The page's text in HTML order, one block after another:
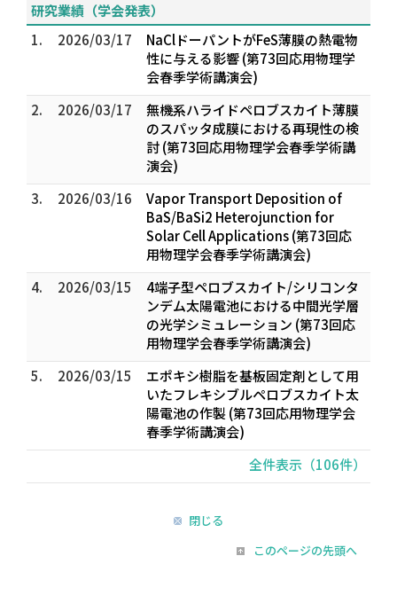
研究業績（学会発表）
1.
2026/03/17
NaClドーパントがFeS薄膜の熱電物
性に与える影響 (第73回応用物理学
会春季学術講演会)
2.
2026/03/17
無機系ハライドペロブスカイト薄膜
のスパッタ成膜における再現性の検
討 (第73回応用物理学会春季学術講
演会)
3.
2026/03/16
Vapor Transport Deposition of
BaS/BaSi2 Heterojunction for
Solar Cell Applications (第73回応
用物理学会春季学術講演会)
4.
2026/03/15
4端子型ペロブスカイト/シリコンタ
ンデム太陽電池における中間光学層
の光学シミュレーション (第73回応
用物理学会春季学術講演会)
5.
2026/03/15
エポキシ樹脂を基板固定剤として用
いたフレキシブルペロブスカイト太
陽電池の作製 (第73回応用物理学会
春季学術講演会)
全件表示（106件）
閉じる
このページの先頭へ